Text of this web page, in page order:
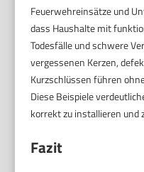
Feuerwehreinsätze und
dass Haushalte mit
Todesfälle und schwere
vergessenen Kerzen,
Kurzschlüssen führen
Diese Beispiele
korrekt zu installieren und
Fazit